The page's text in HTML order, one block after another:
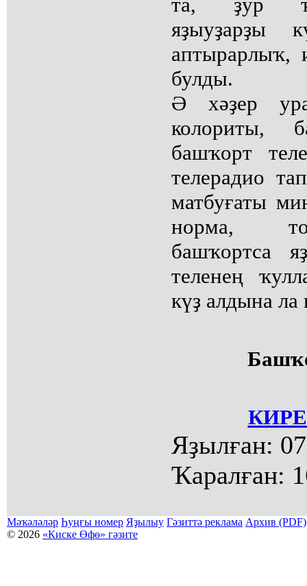
яҙыуҙарҙы
аптырарлыҡ,
булды.
Ә хәҙер
колориты,
башҡорт
телерадио
матбуғаты
норма,
башҡортса
теленең
күҙ алдына
Яҙылған:
Ҡаралған:
Мәҡәләләр Һуңғы номер Яҙылыу Гәзиттә реклама Архив (PDF)
© 2026 «Киске Өфө» гәзите